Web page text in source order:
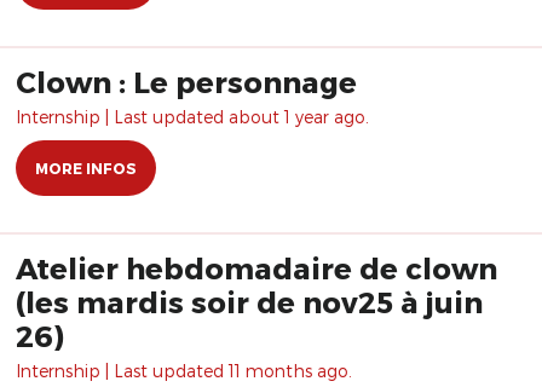
Clown : Le personnage
Internship | Last updated about 1 year ago.
MORE INFOS
Atelier hebdomadaire de clown
(les mardis soir de nov25 à juin
26)
Internship | Last updated 11 months ago.